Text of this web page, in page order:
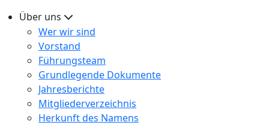
Über uns
Wer wir sind
Vorstand
Führungsteam
Grundlegende Dokumente
Jahresberichte
Mitgliederverzeichnis
Herkunft des Namens